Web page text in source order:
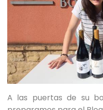
A las puertas de su